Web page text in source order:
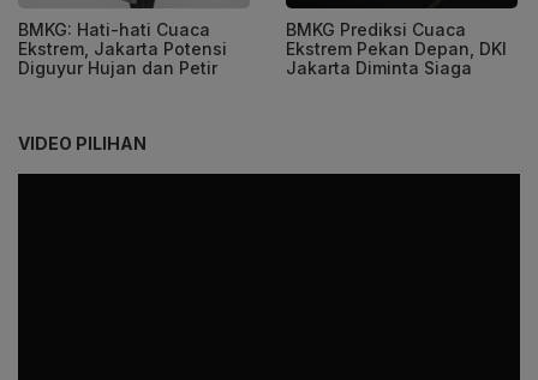
BMKG: Hati-hati Cuaca
Ekstrem, Jakarta Potensi
Diguyur Hujan dan Petir
BMKG Prediksi Cuaca
Ekstrem Pekan Depan, DKI
Jakarta Diminta Siaga
VIDEO PILIHAN